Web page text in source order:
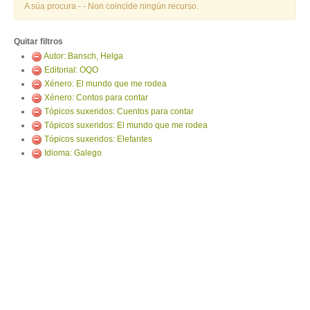
A súa procura - - Non coincide ningún recurso.
Quitar filtros
Autor: Bansch, Helga
Editorial: OQO
Xénero: El mundo que me rodea
Xénero: Contos para contar
Tópicos suxeridos: Cuentos para contar
Tópicos suxeridos: El mundo que me rodea
Tópicos suxeridos: Elefantes
Idioma: Galego